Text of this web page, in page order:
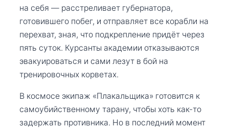
на себя — расстреливает губернатора,
готовившего побег, и отправляет все корабли на
перехват, зная, что подкрепление придёт через
пять суток. Курсанты академии отказываются
эвакуироваться и сами лезут в бой на
тренировочных корветах.
В космосе экипаж «Плакальщика» готовится к
самоубийственному тарану, чтобы хоть как-то
задержать противника. Но в последний момент